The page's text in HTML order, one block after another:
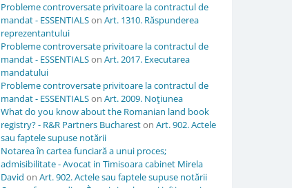
Probleme controversate privitoare la contractul de
mandat - ESSENTIALSon Art. 1310. Răspunderea
reprezentantului
Probleme controversate privitoare la contractul de
mandat - ESSENTIALSon Art. 2017. Executarea
mandatului
Probleme controversate privitoare la contractul de
mandat - ESSENTIALSon Art. 2009. Noţiunea
What do you know about the Romanian land book
registry? - R&R Partners Buchareston Art. 902. Actele
sau faptele supuse notării
Notarea în cartea funciară a unui proces;
admisibilitate - Avocat in Timisoara cabinet Mirela
David on Art. 902. Actele sau faptele supuse notării